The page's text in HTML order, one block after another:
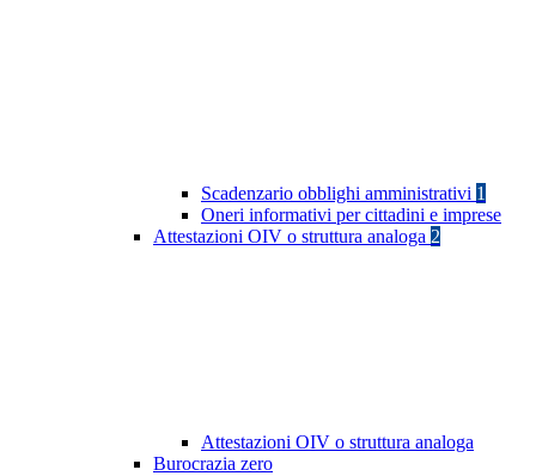
Scadenzario obblighi amministrativi 1
Oneri informativi per cittadini e imprese
Attestazioni OIV o struttura analoga 2
Attestazioni OIV o struttura analoga
Burocrazia zero